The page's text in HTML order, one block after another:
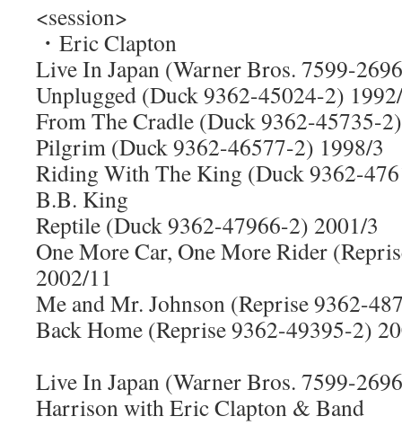
<session>
・Eric Clapton
Live In Japan (Warner Bros. 7599-
Unplugged (Duck 9362-45024-2)
From The Cradle (Duck 9362-45735-
Pilgrim (Duck 9362-46577-2) 1998/3
Riding With The King (Duck 9362-
B.B. King
Reptile (Duck 9362-47966-2) 2001/3
One More Car, One More Rider
2002/11
Me and Mr. Johnson (Reprise 9362-
Back Home (Reprise 9362-49395-2)
Live In Japan (Warner Bros. 7599-
Harrison with Eric Clapton & Band